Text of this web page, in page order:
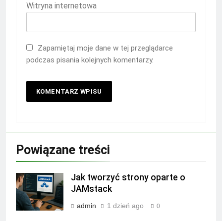
Witryna internetowa
Zapamiętaj moje dane w tej przeglądarce
podczas pisania kolejnych komentarzy.
Powiązane treści
Jak tworzyć strony oparte o
JAMstack
admin 1 dzień ago 0